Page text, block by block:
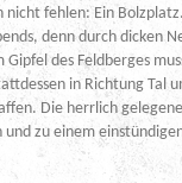
fehlen: Ein
denn durch dicken
des Feldberges
in Richtung Tal
Die herrlich
zu einem